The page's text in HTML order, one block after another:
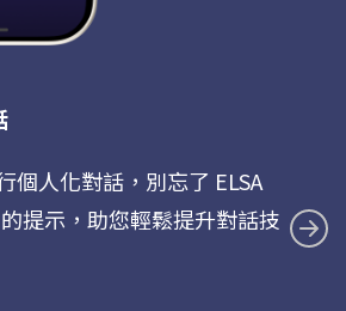
個人化對話，別忘了 ELSA
提示，助您輕鬆提升對話技